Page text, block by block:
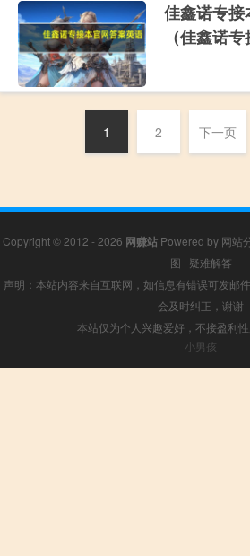
佳鑫诺专
（佳鑫诺
1 2 下一页
Copyright © 2012 - 2026 网赚站 Powered by 网站
图 | 疑难解答
声明：本站内容来自互联网，如信息有错误可发邮
会及时纠正，谢谢
本站仅为个人兴趣爱好，不接盈利
小男孩